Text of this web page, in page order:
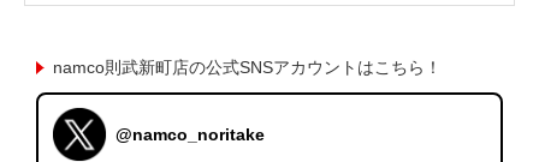
namco則武新町店の公式SNSアカウントはこちら！
@namco_noritake